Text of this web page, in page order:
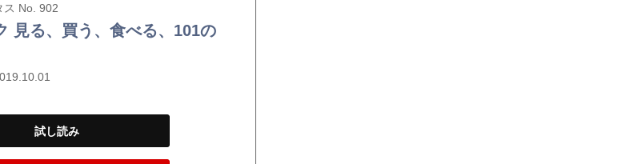
No. 902
見る、買う、食べる、101の
試し読み